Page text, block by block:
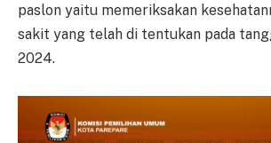
paslon yaitu memeriksakan
sakit yang telah di tentukan pada
2024.